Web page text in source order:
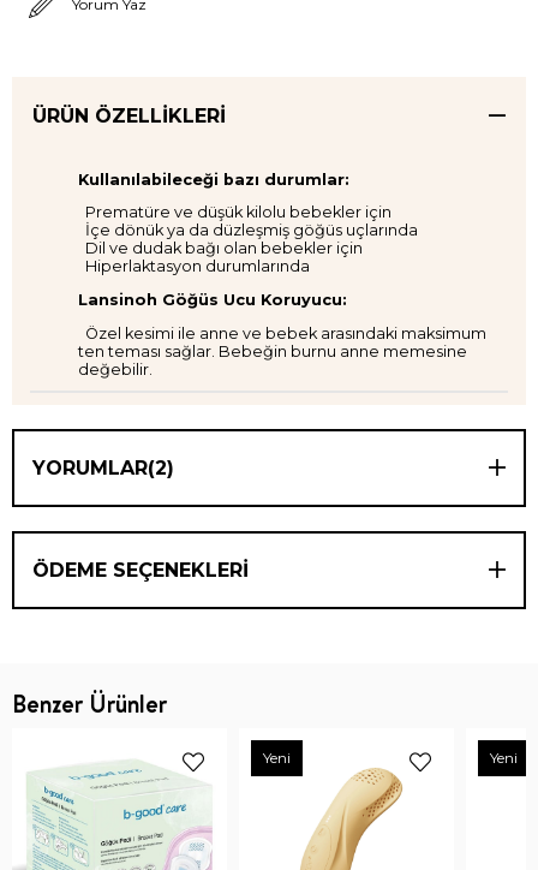
Yorum Yaz
ÜRÜN ÖZELLIKLERI
Kullanılabileceği bazı durumlar:
Prematüre ve düşük kilolu bebekler için
İçe dönük ya da düzleşmiş göğüs uçlarında
Dil ve dudak bağı olan bebekler için
Hiperlaktasyon durumlarında
Lansinoh Göğüs Ucu Koruyucu:
Özel kesimi ile anne ve bebek arasındaki maksimum
ten teması sağlar. Bebeğin burnu anne memesine
değebilir.
YORUMLAR(2)
ÖDEME SEÇENEKLERI
Benzer Ürünler
Yeni Yeni